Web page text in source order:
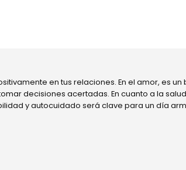
en tus relaciones. En el amor, es
decisiones acertadas. En cuanto a la
y autocuidado será clave para un día